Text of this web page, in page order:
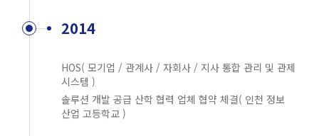
2014
HOS( 모기업 / 관계사 / 자회사 / 지사 통합 관리 및 관제
시스템 )
솔루션 개발 공급 산학 협력 업체 협약 체결( 인천 정보
산업 고등학교 )